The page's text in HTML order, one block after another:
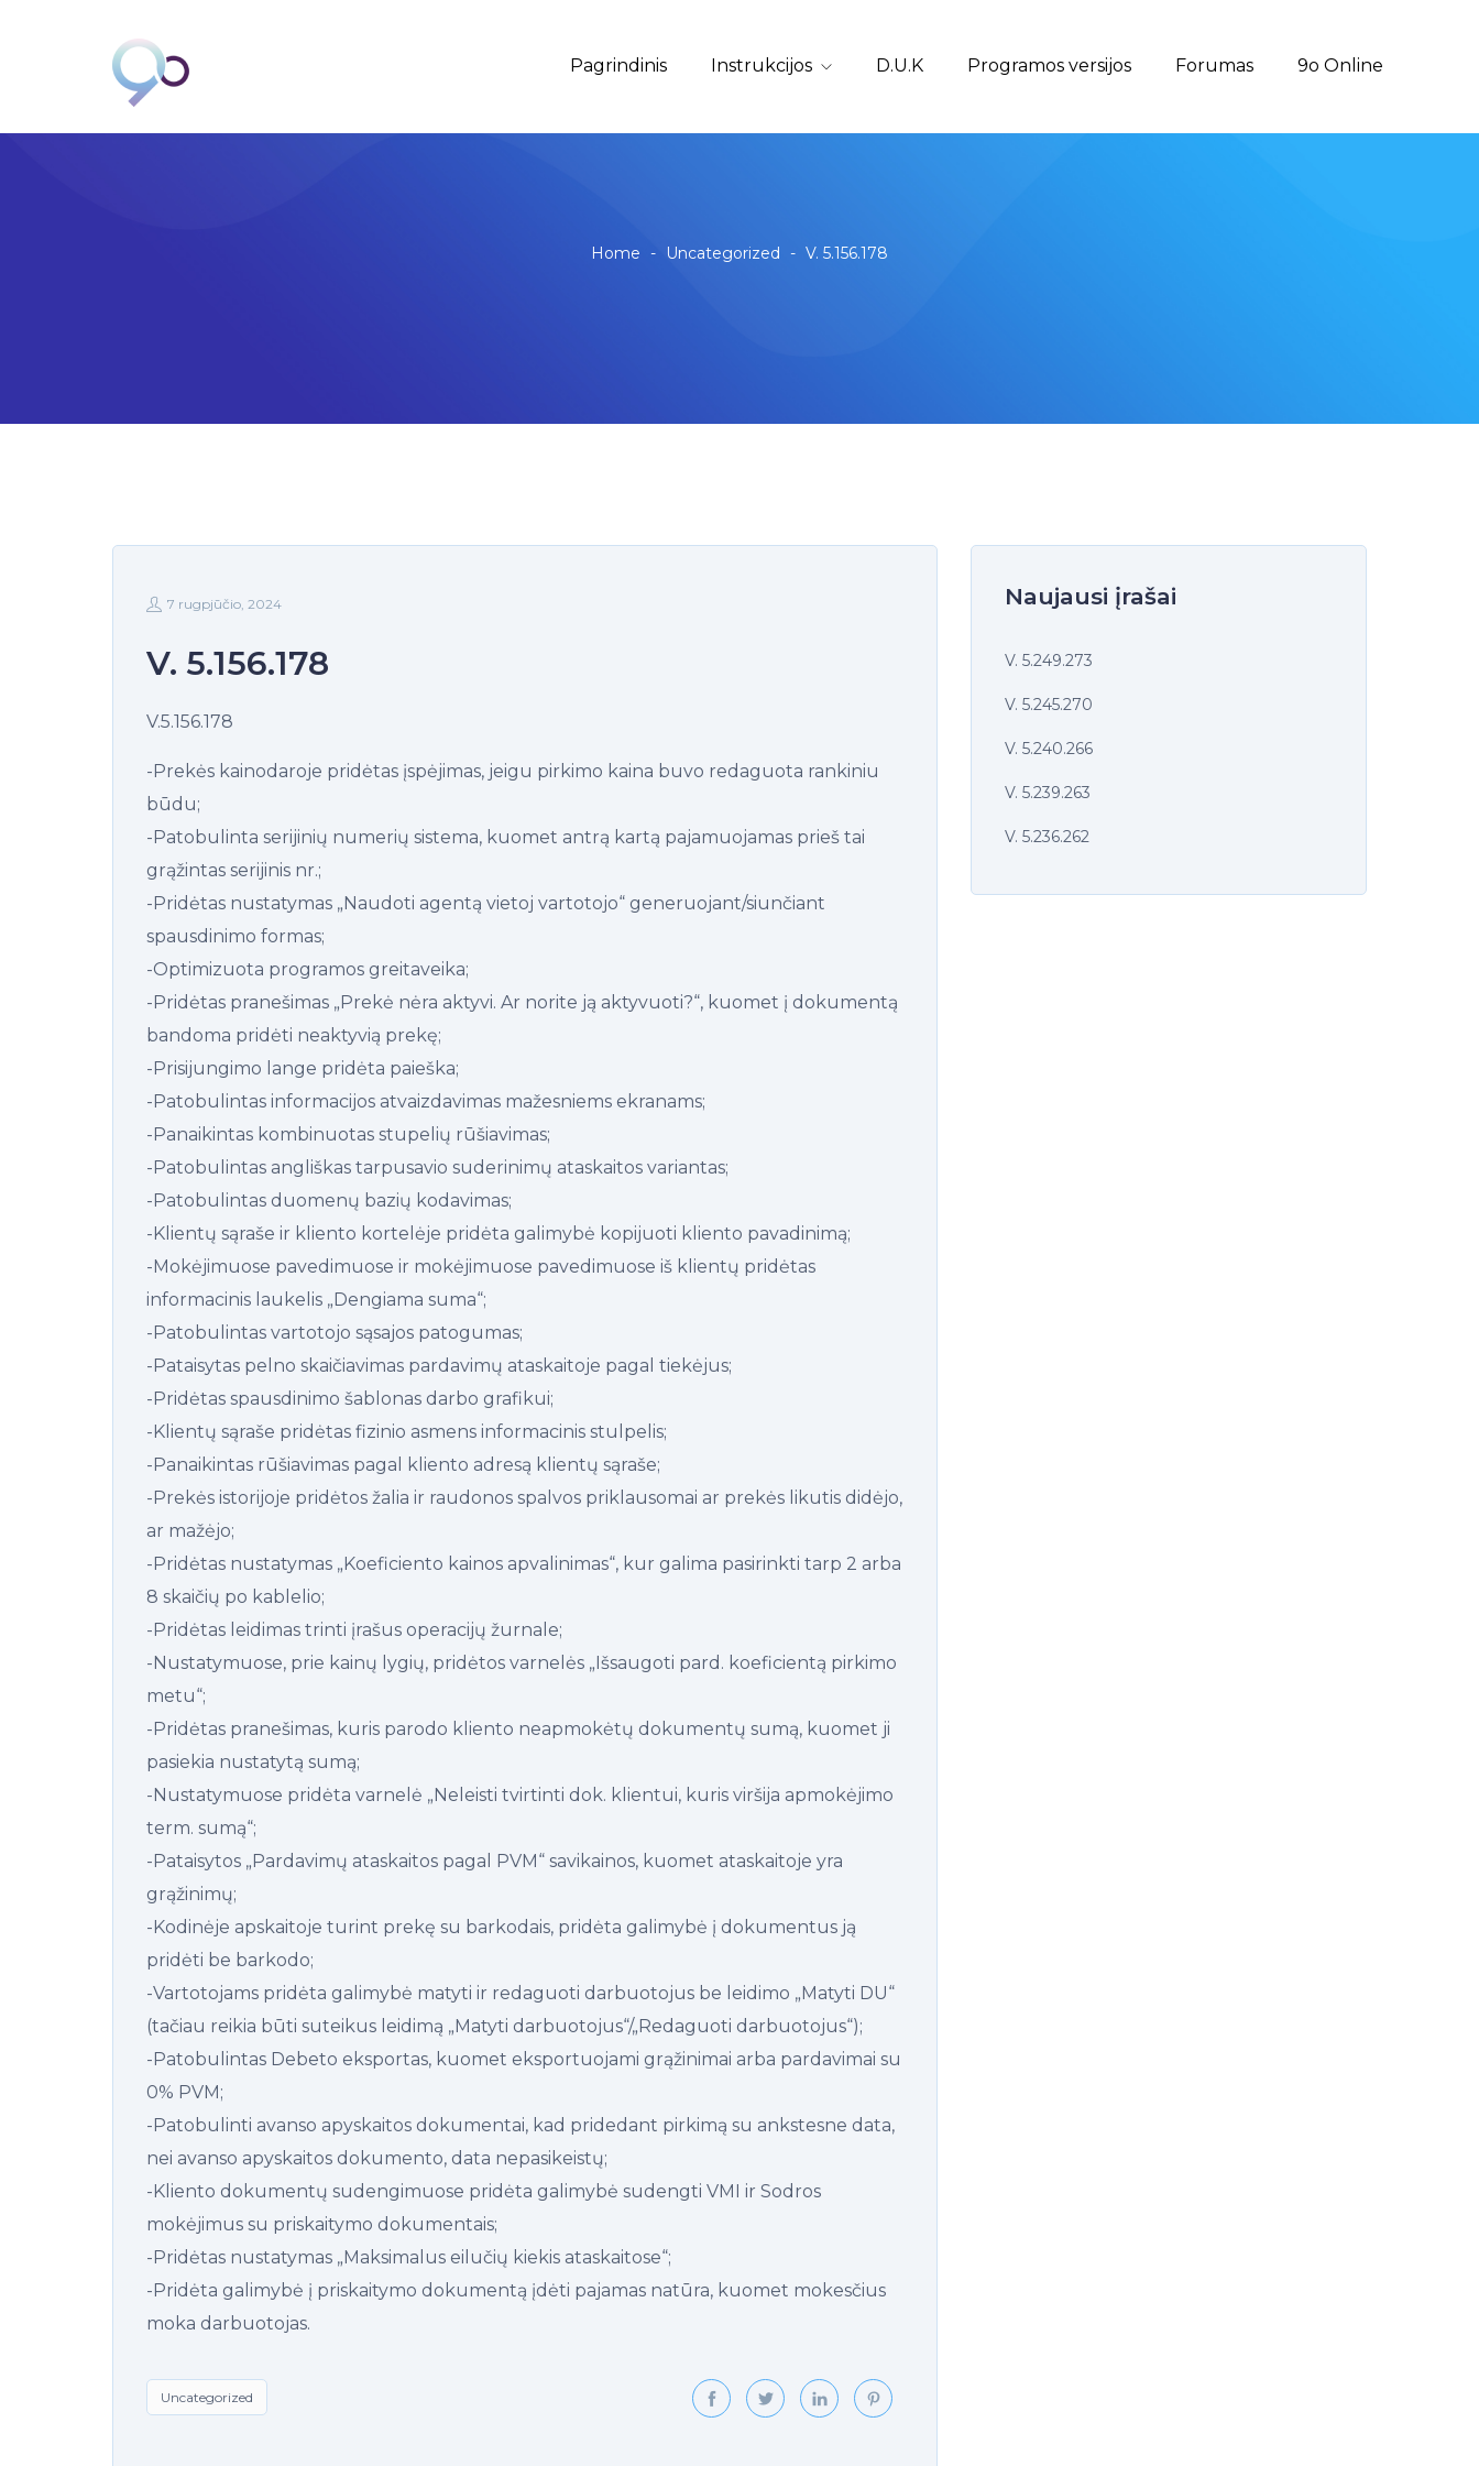
Pagrindinis Instrukcijos D.U.K Programos versijos Forumas 9o Online
Home - Uncategorized - V. 5.156.178
7 rugpjūčio, 2024
V. 5.156.178
V.5.156.178
-Prekės kainodaroje pridėtas įspėjimas, jeigu pirkimo kaina buvo redaguota rankiniu
būdu;
-Patobulinta serijinių numerių sistema, kuomet antrą kartą pajamuojamas prieš tai
grąžintas serijinis nr.;
-Pridėtas nustatymas „Naudoti agentą vietoj vartotojo“ generuojant/siunčiant
spausdinimo formas;
-Optimizuota programos greitaveika;
-Pridėtas pranešimas „Prekė nėra aktyvi. Ar norite ją aktyvuoti?“, kuomet į dokumentą
bandoma pridėti neaktyvią prekę;
-Prisijungimo lange pridėta paieška;
-Patobulintas informacijos atvaizdavimas mažesniems ekranams;
-Panaikintas kombinuotas stupelių rūšiavimas;
-Patobulintas angliškas tarpusavio suderinimų ataskaitos variantas;
-Patobulintas duomenų bazių kodavimas;
-Klientų sąraše ir kliento kortelėje pridėta galimybė kopijuoti kliento pavadinimą;
-Mokėjimuose pavedimuose ir mokėjimuose pavedimuose iš klientų pridėtas
informacinis laukelis „Dengiama suma“;
-Patobulintas vartotojo sąsajos patogumas;
-Pataisytas pelno skaičiavimas pardavimų ataskaitoje pagal tiekėjus;
-Pridėtas spausdinimo šablonas darbo grafikui;
-Klientų sąraše pridėtas fizinio asmens informacinis stulpelis;
-Panaikintas rūšiavimas pagal kliento adresą klientų sąraše;
-Prekės istorijoje pridėtos žalia ir raudonos spalvos priklausomai ar prekės likutis didėjo,
ar mažėjo;
-Pridėtas nustatymas „Koeficiento kainos apvalinimas“, kur galima pasirinkti tarp 2 arba
8 skaičių po kablelio;
-Pridėtas leidimas trinti įrašus operacijų žurnale;
-Nustatymuose, prie kainų lygių, pridėtos varnelės „Išsaugoti pard. koeficientą pirkimo
metu“;
-Pridėtas pranešimas, kuris parodo kliento neapmokėtų dokumentų sumą, kuomet ji
pasiekia nustatytą sumą;
-Nustatymuose pridėta varnelė „Neleisti tvirtinti dok. klientui, kuris viršija apmokėjimo
term. sumą“;
-Pataisytos „Pardavimų ataskaitos pagal PVM“ savikainos, kuomet ataskaitoje yra
grąžinimų;
-Kodinėje apskaitoje turint prekę su barkodais, pridėta galimybė į dokumentus ją
pridėti be barkodo;
-Vartotojams pridėta galimybė matyti ir redaguoti darbuotojus be leidimo „Matyti DU“
(tačiau reikia būti suteikus leidimą „Matyti darbuotojus“/„Redaguoti darbuotojus“);
-Patobulintas Debeto eksportas, kuomet eksportuojami grąžinimai arba pardavimai su
0% PVM;
-Patobulinti avanso apyskaitos dokumentai, kad pridedant pirkimą su ankstesne data,
nei avanso apyskaitos dokumento, data nepasikeistų;
-Kliento dokumentų sudengimuose pridėta galimybė sudengti VMI ir Sodros
mokėjimus su priskaitymo dokumentais;
-Pridėtas nustatymas „Maksimalus eilučių kiekis ataskaitose“;
-Pridėta galimybė į priskaitymo dokumentą įdėti pajamas natūra, kuomet mokesčius
moka darbuotojas.
Uncategorized
Naujausi įrašai
V. 5.249.273
V. 5.245.270
V. 5.240.266
V. 5.239.263
V. 5.236.262